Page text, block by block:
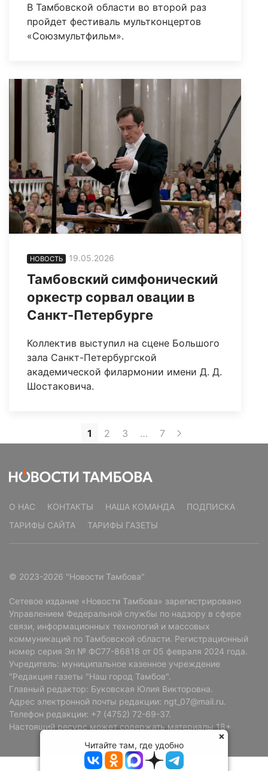
В Тамбовской области во второй раз
пройдет фестиваль мультконцертов
«Союзмультфильм».
НОВОСТЬ 19.05.2026
Тамбовский симфонический
оркестр сорвал овации в
Санкт-Петербурге
Коллектив выступил на сцене Большого
зала Санкт-Петербургской
академической филармонии имени Д. Д.
Шостаковича.
1 2 3 … 7
О НАС КОНТАКТЫ НАША КОМАНДА
ПОДПИСКА
ТАРИФЫ САЙТА
ТАРИФЫ ГАЗЕТЫ
© 2023-2026 "Новости Тамбова"
Сетевое издание «Новости Тамбова» зарегистрировано
Управлением Федеральной службы по надзору в сфере
связи, информационных технологий и массовых
коммуникаций по Тамбовской области. Регистрационный
номер серия Эл № ФС77-86818 от 05 февраля 2024 года.
Учредитель: муниципальное казенное учреждение
"Редакция газеты "Наш город Тамбов".
Главный редактор: Буковская Юлия Викторовна.
Адрес электронной почты редакции: ngt_07@mail.ru.
Телефон редакции: +7 (4752) 72-69-37.
Настоящий ресурс может содержать материалы 18+
Читайте там, где удобно